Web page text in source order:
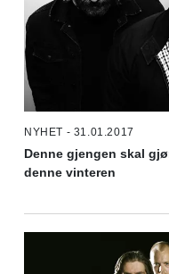
NYHET - 31.01.2017
Denne gjengen skal
denne vinteren